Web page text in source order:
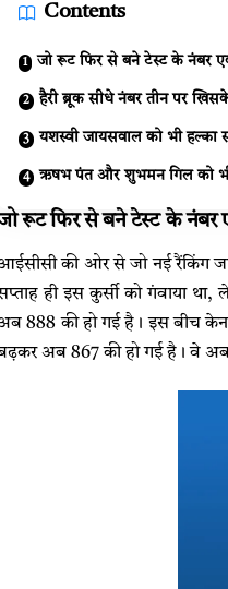
Contents
जो रूट​ फिर से बने टेस्ट के नंबर
हैरी ब्रूक सीधे नंबर तीन पर
यशस्वी जायसवाल को भी हल्का
ऋषभ पंत और शुभमन गिल को
रूट​ फिर से बने टेस्ट के नंबर
की ओर से जो नई रैंकिंग
ही इस कुर्सी को गंवाया
888 की हो गई है। इस बीच केन
अब 867 की हो गई है। वे